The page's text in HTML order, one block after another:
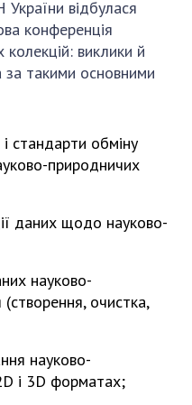
відбулася
конференція
виклики й
такими основними
стандарти обміну
природничих
даних щодо науково-
науково-
очистка,
науково-
і 3D форматах;